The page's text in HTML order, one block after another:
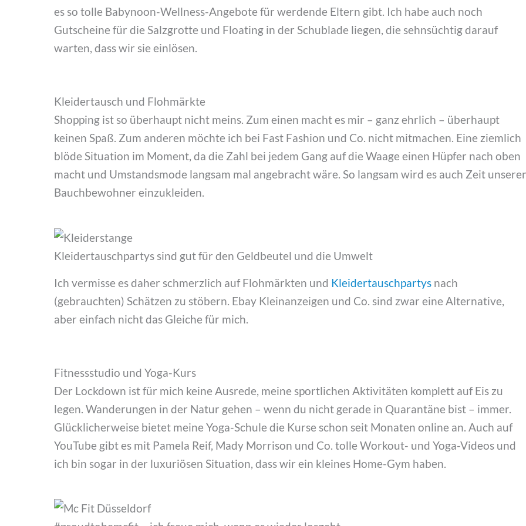
es so tolle Babynoon-Wellness-Angebote für werdende Eltern gibt. Ich habe auch noch
Gutscheine für die Salzgrotte und Floating in der Schublade liegen, die sehnsüchtig darauf
warten, dass wir sie einlösen.
Kleidertausch und Flohmärkte
Shopping ist so überhaupt nicht meins. Zum einen macht es mir – ganz ehrlich – überhaupt
keinen Spaß. Zum anderen möchte ich bei Fast Fashion und Co. nicht mitmachen. Eine ziemlich
blöde Situation im Moment, da die Zahl bei jedem Gang auf die Waage einen Hüpfer nach oben
macht und Umstandsmode langsam mal angebracht wäre. So langsam wird es auch Zeit
Bauchbewohner einzukleiden.
Kleidertauschpartys sind gut für den Geldbeutel und die Umwelt
Ich vermisse es daher schmerzlich auf Flohmärkten und Kleidertauschpartys nach
(gebrauchten) Schätzen zu stöbern. Ebay Kleinanzeigen und Co. sind zwar eine Alternative,
aber einfach nicht das Gleiche für mich.
Fitnessstudio und Yoga-Kurs
Der Lockdown ist für mich keine Ausrede, meine sportlichen Aktivitäten komplett auf Eis zu
legen. Wanderungen in der Natur gehen – wenn du nicht gerade in Quarantäne bist – immer.
Glücklicherweise bietet meine Yoga-Schule die Kurse schon seit Monaten online an. Auch auf
YouTube gibt es mit Pamela Reif, Mady Morrison und Co. tolle Workout- und Yoga-Videos und
ich bin sogar in der luxuriösen Situation, dass wir ein kleines Home-Gym haben.